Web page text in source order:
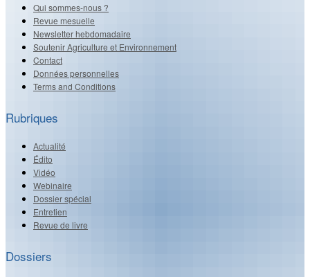
Qui sommes-nous ?
Revue mesuelle
Newsletter hebdomadaire
Soutenir Agriculture et Environnement
Contact
Données personnelles
Terms and Conditions
Rubriques
Actualité
Édito
Vidéo
Webinaire
Dossier spécial
Entretien
Revue de livre
Dossiers